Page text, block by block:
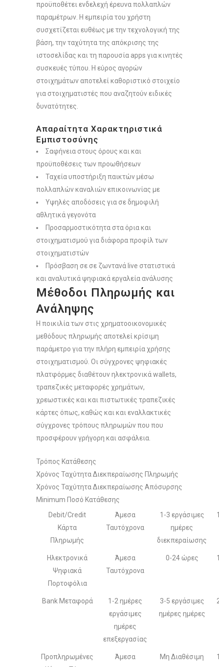
προϋποθέτει ενδελεχή έρευνα πολλαπλών
παραμέτρων. Η εμπειρία του χρήστη
συσχετίζεται ευθέως με την τεχνολογική της
βάση, την ταχύτητα της απόκρισης της
ιστοσελίδας και τη παρουσία apps για κινητές
συσκευές τύπου. Η εύρος αγορών
στοιχημάτων αποτελεί καθοριστικό στοιχείο
για στοιχηματιστές που αναζητούν ειδικές
δυνατότητες.
Απαραίτητα Χαρακτηριστικά
Εμπιστοσύνης
Σαφήνεια στους όρους και και
προϋποθέσεις των προωθήσεων
Ταχεία υποστήριξη παικτών μέσω
πολλαπλών καναλιών επικοινωνίας με
Υψηλές αποδόσεις για σε δημοφιλή
αθλητικά γεγονότα
Προσαρμοστικότητα στα όρια και
στοιχηματισμού για διάφορα προφίλ των
στοιχηματιστών
Πρόσβαση σε σε ζωντανά live στατιστικά
και αναλυτικά ψηφιακά εργαλεία ανάλυσης
Μέθοδοι Πληρωμής και
Ανάληψης
Η ποικιλία των στις χρηματοοικονομικές
μεθόδους πληρωμής αποτελεί κρίσιμη
παράμετρο για την πλήρη εμπειρία χρήσης
στοιχηματισμού. Οι σύγχρονες ψηφιακές
πλατφόρμες διαθέτουν ηλεκτρονικά wallets,
τραπεζικές μεταφορές χρημάτων,
χρεωστικές και και πιστωτικές τραπεζικές
κάρτες όπως, καθώς και και εναλλακτικές
σύγχρονες τρόπους πληρωμών που που
προσφέρουν γρήγορη και ασφάλεια.
Τρόπος Κατάθεσης
Χρόνος Ταχύτητα Διεκπεραίωσης Πληρωμής
Χρόνος Ταχύτητα Διεκπεραίωσης Απόσυρσης
Minimum Ποσό Κατάθεσης
Debit/Credit
Κάρτα
Πληρωμής
Άμεσα
Ταυτόχρονα
1-3 εργάσιμες
ημέρες
διεκπεραίωσης
Ηλεκτρονικά
Ψηφιακά
Πορτοφόλια
Άμεσα
Ταυτόχρονα
0-24 ώρες
Bank Μεταφορά
1-2 ημέρες
εργάσιμες
ημέρες
επεξεργασίας
3-5 εργάσιμες
ημέρες ημέρες
Προπληρωμένες
Άμεσα Μη Διαθέσιμη